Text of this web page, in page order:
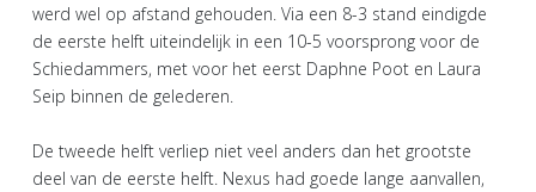
werd wel op afstand gehouden. Via een 8-3 stand eindigde
de eerste helft uiteindelijk in een 10-5 voorsprong voor de
Schiedammers, met voor het eerst Daphne Poot en Laura
Seip binnen de gelederen.
De tweede helft verliep niet veel anders dan het grootste
deel van de eerste helft. Nexus had goede lange aanvallen,